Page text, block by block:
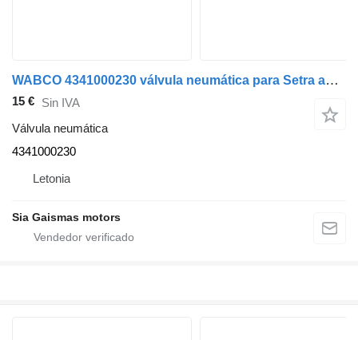
WABCO 4341000230 válvula neumática para Setra autobús
15 € Sin IVA
Válvula neumática
4341000230
Letonia
Sia Gaismas motors